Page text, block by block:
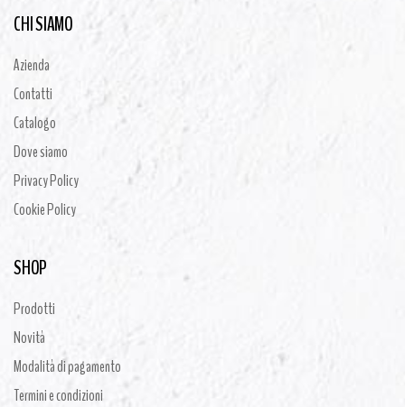
CHI SIAMO
Azienda
Contatti
Catalogo
Dove siamo
Privacy Policy
Cookie Policy
SHOP
Prodotti
Novità
Modalità di pagamento
Termini e condizioni